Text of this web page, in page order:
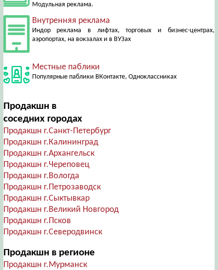
Модульная реклама.
Внутренняя реклама
Индор реклама в лифтах, торговых и бизнес-центрах,
аэропортах, на вокзалах и в ВУЗах
Местные паблики
Популярные паблики ВКонтакте, Одноклассниках
Продакшн в
соседних городах
Продакшн г.Санкт-Петербург
Продакшн г.Калининград
Продакшн г.Архангельск
Продакшн г.Череповец
Продакшн г.Вологда
Продакшн г.Петрозаводск
Продакшн г.Сыктывкар
Продакшн г.Великий Новгород
Продакшн г.Псков
Продакшн г.Северодвинск
Продакшн в регионе
Продакшн г.Мурманск